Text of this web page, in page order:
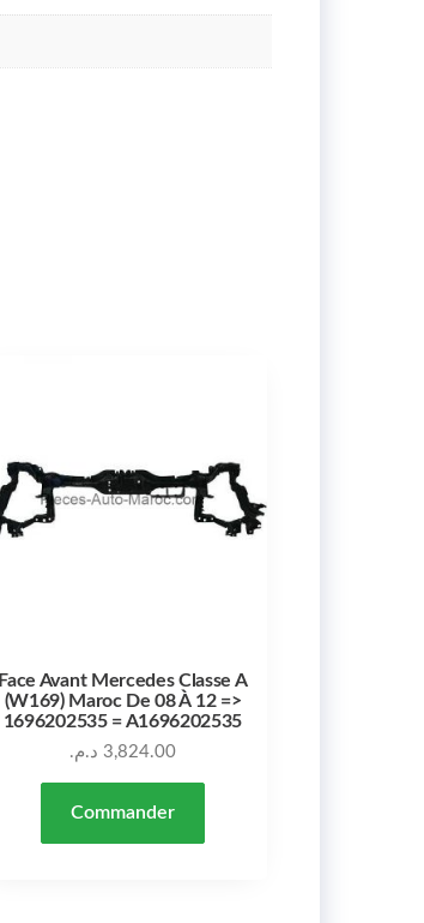
Face Avant Mercedes Classe A
(W169) Maroc De 08 À 12 =>
1696202535 = A1696202535
3,824.00 د.م.
Commander